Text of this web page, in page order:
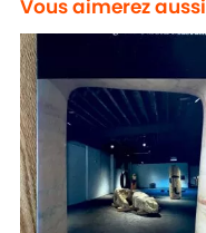
Vous aimerez aussi